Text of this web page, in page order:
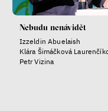
Nebudu nenávidět
Izzeldin Abuelaish
Klára Šimáčková
Petr Vizina